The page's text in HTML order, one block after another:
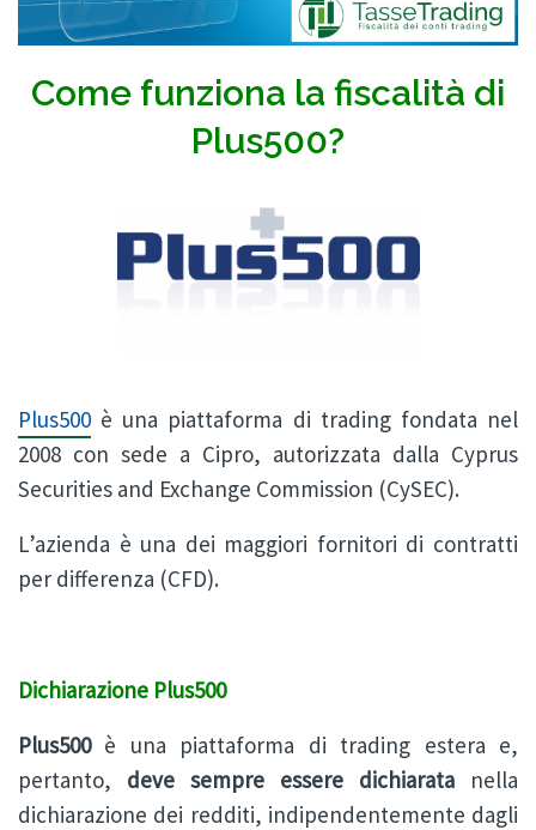
Come funziona la fiscalità di
Plus500?
Plus500 è una piattaforma di trading fondata nel
2008 con sede a Cipro, autorizzata dalla Cyprus
Securities and Exchange Commission (CySEC).
L’azienda è una dei maggiori fornitori di contratti
per differenza (CFD).
Dichiarazione Plus500
Plus500è una piattaforma di trading estera e,
pertanto, deve sempre essere dichiarata nella
dichiarazione dei redditi, indipendentemente dagli